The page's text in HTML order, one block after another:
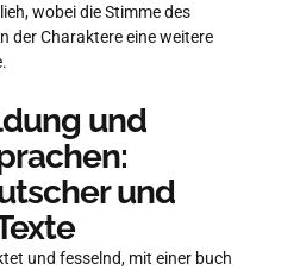
wobei die Stimme des
der Charaktere eine weitere
und
und
und fesselnd, mit einer buch